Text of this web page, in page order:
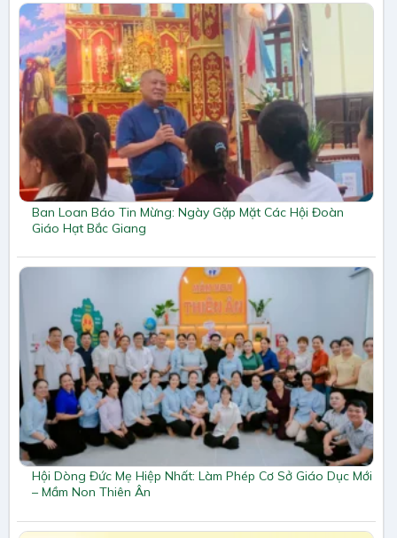
Ban Loan Báo Tin Mừng: Ngày Gặp Mặt Các Hội Đoàn
Giáo Hạt Bắc Giang
Hội Dòng Đức Mẹ Hiệp Nhất: Làm Phép Cơ Sở Giáo Dục Mới
– Mầm Non Thiên Ân